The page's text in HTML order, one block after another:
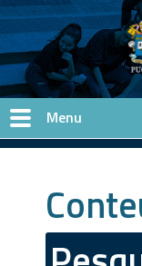
Pular para o